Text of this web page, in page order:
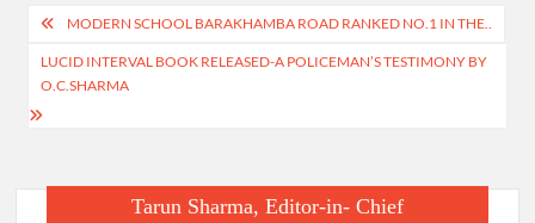
Post
navigation
MODERN SCHOOL BARAKHAMBA ROAD RANKED NO.1 IN THE..
LUCID INTERVAL BOOK RELEASED-A POLICEMAN’S TESTIMONY BY
O.C.SHARMA
Tarun Sharma, Editor-in- Chief